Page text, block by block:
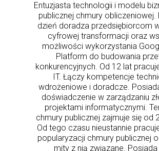
Entuzjasta technologii i modelu
publicznej chmury obliczeniowej.
dzień doradza przedsiębiorcom
cyfrowej transformacji oraz
możliwości wykorzystania
Platform do budowania
konkurencyjnych. Od 12 lat
IT. Łączy kompetencje
wdrożeniowe i doradcze.
doświadczenie w zarządzaniu
projektami informatycznymi.
chmury publicznej zajmuje się od
Od tego czasu nieustannie
popularyzacji chmury publicznej
mity z nią związane. Posiada